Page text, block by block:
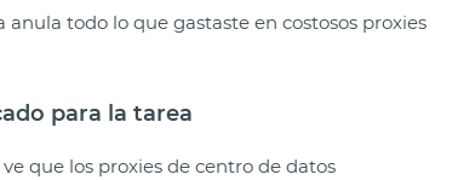
todo lo que gastaste en costosos proxies
para la tarea
que los proxies de centro de datos